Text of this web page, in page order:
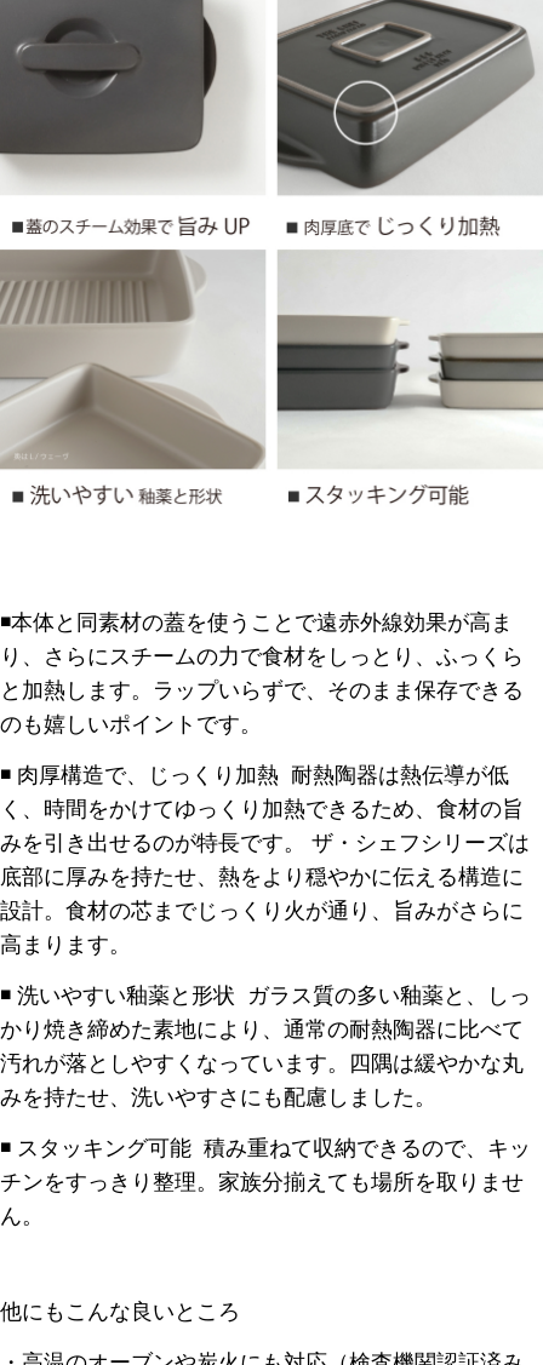
◾️本体と同素材の蓋を使うことで遠赤外線効果が高ま
り、さらにスチームの力で食材をしっとり、ふっくら
と加熱します。ラップいらずで、そのまま保存できる
のも嬉しいポイントです。
◾️ 肉厚構造で、じっくり加熱 耐熱陶器は熱伝導が低
く、時間をかけてゆっくり加熱できるため、食材の旨
みを引き出せるのが特長です。 ザ・シェフシリーズは
底部に厚みを持たせ、熱をより穏やかに伝える構造に
設計。食材の芯までじっくり火が通り、旨みがさらに
高まります。
◾️ 洗いやすい釉薬と形状 ガラス質の多い釉薬と、しっ
かり焼き締めた素地により、通常の耐熱陶器に比べて
汚れが落としやすくなっています。四隅は緩やかな丸
みを持たせ、洗いやすさにも配慮しました。
◾️ スタッキング可能 積み重ねて収納できるので、キッ
チンをすっきり整理。家族分揃えても場所を取りませ
ん。
他にもこんな良いところ